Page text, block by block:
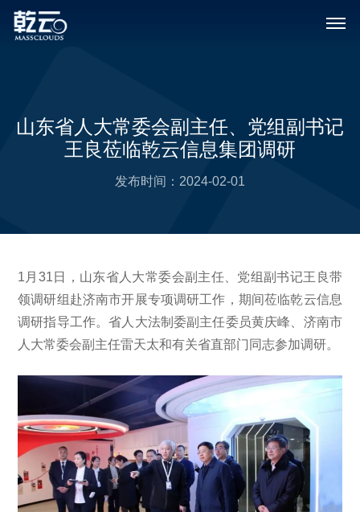
山东省人大常委会副主任、党组副书记
王良莅临乾云信息集团调研
发布时间： 2024-02-01
1月31日，山东省人大常委会副主任、党组副书记王良带
领调研组赴济南市开展专项调研工作，期间莅临乾云信息
调研指导工作。省人大法制委副主任委员黄庆峰、济南市
人大常委会副主任雷天太和有关省直部门同志参加调研。